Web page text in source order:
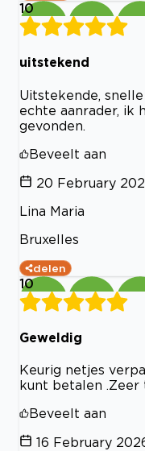
10
uitstekend
Uitstekende,
echte aanrader, ik
gevonden.
Beveelt aan
20 February
Lina Maria
Bruxelles
delen
10
Geweldig
Keurig netjes
kunt betalen .Zeer
Beveelt aan
16 February